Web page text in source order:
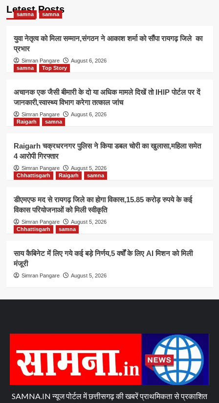
Letest Posts
samna samna
युवा नेतृत्व को मिला सम्मान,संगठन ने आकाश शर्मा को सौंपा रायगढ़ जिले का
प्रभार
Simran Pangare
August 6, 2026
samna
Top Story
अचानक एक जैसी बीमारी के दो या अधिक मामले दिखें तो IHIP पोर्टल पर दें
जानकारी,स्वास्थ्य विभाग करेगा तत्काल जांच
Simran Pangare
August 6, 2026
Raigarh
samna
Raigarh चक्रधरनगर पुलिस ने किया डबल चोरी का खुलासा,महिला समेत
4 आरोपी गिरफ्तार
Simran Pangare
August 5, 2026
Chhattisgarh
Raigarh samna
डीएमएफ मद से रायगढ़ जिले का होगा विकास,15.85 करोड़ रुपये के कई
विकास परियोजनाओं को मिली स्वीकृति
Simran Pangare
August 5, 2026
Chhattisgarh
samna
साय कैबिनेट में लिए गये कई बड़े निर्णय,5 वर्षों के लिए AI मिशन को मिली
मंजूरी
Simran Pangare August 5, 2026
SAMNA.IN न्यूज पोर्टल में छत्तीसगढ़ की खबरें प्राथमिकता से प्रकाशित